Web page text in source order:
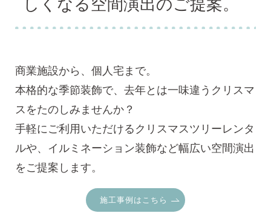
しくなる空間演出のご提案。
商業施設から、個人宅まで。
本格的な季節装飾で、去年とは一味違うクリスマ
スをたのしみませんか？
手軽にご利用いただけるクリスマスツリーレンタ
ルや、イルミネーション装飾など幅広い空間演出
をご提案します。
施工事例はこちら